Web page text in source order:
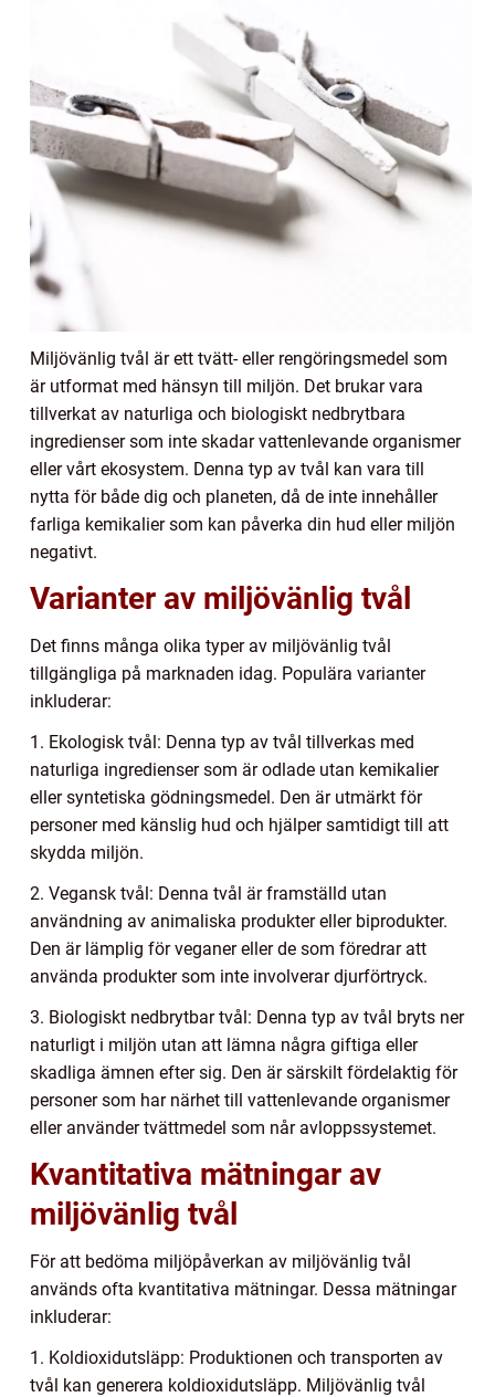
Miljövänlig tvål är ett tvätt- eller rengöringsmedel som
är utformat med hänsyn till miljön. Det brukar vara
tillverkat av naturliga och biologiskt nedbrytbara
ingredienser som inte skadar vattenlevande organismer
eller vårt ekosystem. Denna typ av tvål kan vara till
nytta för både dig och planeten, då de inte innehåller
farliga kemikalier som kan påverka din hud eller miljön
negativt.
Varianter av miljövänlig tvål
Det finns många olika typer av miljövänlig tvål
tillgängliga på marknaden idag. Populära varianter
inkluderar:
1. Ekologisk tvål: Denna typ av tvål tillverkas med
naturliga ingredienser som är odlade utan kemikalier
eller syntetiska gödningsmedel. Den är utmärkt för
personer med känslig hud och hjälper samtidigt till att
skydda miljön.
2. Vegansk tvål: Denna tvål är framställd utan
användning av animaliska produkter eller biprodukter.
Den är lämplig för veganer eller de som föredrar att
använda produkter som inte involverar djurförtryck.
3. Biologiskt nedbrytbar tvål: Denna typ av tvål bryts ner
naturligt i miljön utan att lämna några giftiga eller
skadliga ämnen efter sig. Den är särskilt fördelaktig för
personer som har närhet till vattenlevande organismer
eller använder tvättmedel som når avloppssystemet.
Kvantitativa mätningar av
miljövänlig tvål
För att bedöma miljöpåverkan av miljövänlig tvål
används ofta kvantitativa mätningar. Dessa mätningar
inkluderar:
1. Koldioxidutsläpp: Produktionen och transporten av
tvål kan generera koldioxidutsläpp. Miljövänlig tvål